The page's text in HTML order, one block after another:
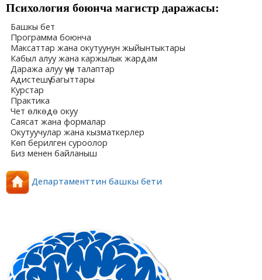
Психология боюнча магистр даражасы:
Башкы бет
Программа боюнча
Максаттар жана окутуунун жыйынтыктары
Кабыл алуу жана каржылык жардам
Даража алуу үчүн талаптар
Адистешүү багыттары
Курстар
Практика
Чет өлкөдө окуу
Саясат жана формалар
Окутуучулар жана кызматкерлер
Көп берилген суроолор
Биз менен байланыш
Департаменттин башкы бети